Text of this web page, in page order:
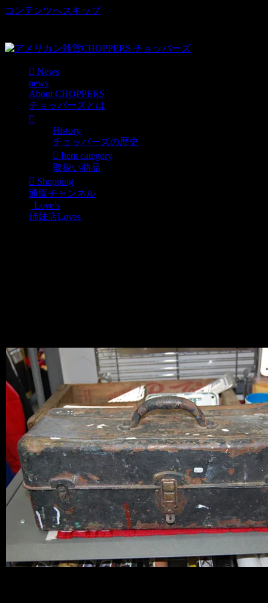
コンテンツへスキップ
News
news
About CHOPPERS
チョッパーズとは
History
チョッパーズの歴史
Item category
取扱い商品
Shopping
通販チャンネル
Love’s
姉妹店Loves